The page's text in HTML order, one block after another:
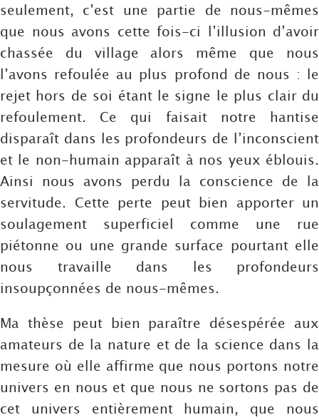
seulement, c’est une partie de nous-mêmes
que nous avons cette fois-ci l’illusion d’avoir
chassée du village alors même que nous
l’avons refoulée au plus profond de nous : le
rejet hors de soi étant le signe le plus clair du
refoulement. Ce qui faisait notre hantise
disparaît dans les profondeurs de l’inconscient
et le non-humain apparaît à nos yeux éblouis.
Ainsi nous avons perdu la conscience de la
servitude. Cette perte peut bien apporter un
soulagement superficiel comme une rue
piétonne ou une grande surface pourtant elle
nous travaille dans les profondeurs
insoupçonnées de nous-mêmes.
Ma thèse peut bien paraître désespérée aux
amateurs de la nature et de la science dans la
mesure où elle affirme que nous portons notre
univers en nous et que nous ne sortons pas de
cet univers entièrement humain, que nous